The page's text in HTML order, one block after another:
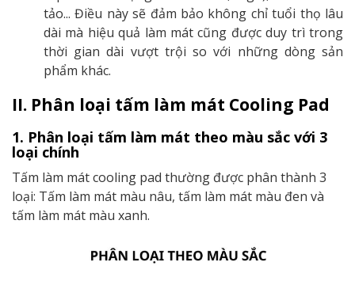
tảo... Điều này sẽ đảm bảo không chỉ tuổi thọ lâu
dài mà hiệu quả làm mát cũng được duy trì trong
thời gian dài vượt trội so với những dòng sản
phẩm khác.
II. Phân loại tấm làm mát Cooling Pad
1. Phân loại tấm làm mát theo màu sắc với 3
loại chính
Tấm làm mát cooling pad thường được phân thành 3
loại: Tấm làm mát màu nâu, tấm làm mát màu đen và
tấm làm mát màu xanh.